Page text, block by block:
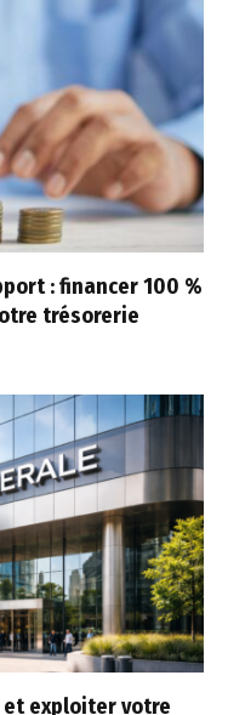
: financer 100 %
trésorerie
exploiter votre